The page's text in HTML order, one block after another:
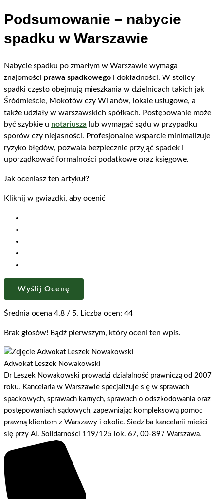
Podsumowanie – nabycie
spadku w Warszawie
Nabycie spadku po zmarłym w Warszawie wymaga
znajomości prawa spadkowego i dokładności. W stolicy
spadki często obejmują mieszkania w dzielnicach takich jak
Śródmieście, Mokotów czy Wilanów, lokale usługowe, a
także udziały w warszawskich spółkach. Postępowanie może
być szybkie u notariusza lub wymagać sądu w przypadku
sporów czy niejasności. Profesjonalne wsparcie minimalizuje
ryzyko błędów, pozwala bezpiecznie przyjąć spadek i
uporządkować formalności podatkowe oraz księgowe.
Jak oceniasz ten artykuł?
Kliknij w gwiazdki, aby ocenić
Wyślij Ocenę
Średnia ocena 4.8 / 5. Liczba ocen: 44
Brak głosów! Bądź pierwszym, który oceni ten wpis.
Adwokat Leszek Nowakowski
Dr Leszek Nowakowski prowadzi działalność prawniczą od 2007
roku. Kancelaria w Warszawie specjalizuje się w sprawach
spadkowych, sprawach karnych, sprawach o odszkodowania oraz
postępowaniach sądowych, zapewniając kompleksową pomoc
prawną klientom z Warszawy i okolic. Siedziba kancelarii mieści
się przy Al. Solidarności 119/125 lok. 67, 00-897 Warszawa.